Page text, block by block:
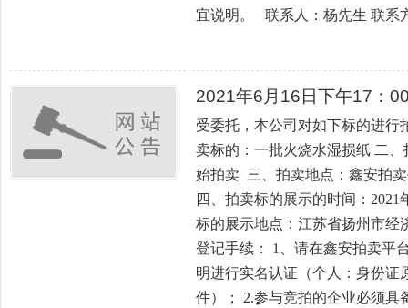
宜说明。 联系人：杨先生 联系
2021年6月16日下午17：
受委托，本公司对如下标的进行
卖标的：一批火烧水湿损纸 二、
始拍卖 三、拍卖地点：鑫安拍
四、拍卖标的展示的时间：2021
标的展示地点：江苏省扬州市经
登记手续： 1、请在鑫安拍卖平
明进行实名认证（个人：身份证
件）； 2.参与竞拍的企业必须具